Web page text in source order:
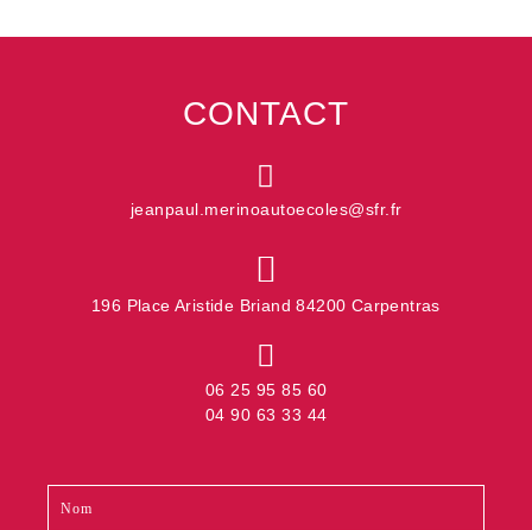
CONTACT
jeanpaul.merinoautoecoles@sfr.fr
196 Place Aristide Briand 84200 Carpentras
06 25 95 85 60
04 90 63 33 44
footer
vous